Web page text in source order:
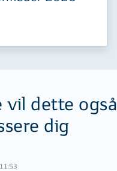
vil dette også
dig